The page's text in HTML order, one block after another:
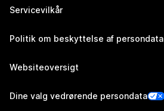
Servicevilkår
Politik om beskyttelse af persondata
Websiteoversigt
Dine valg vedrørende persondata